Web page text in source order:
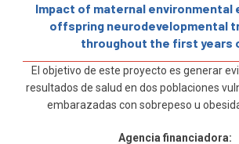
Impact of maternal environmental
offspring neurodevelopmental
throughout the first years
El objetivo de este proyecto es generar
resultados de salud en dos poblaciones
embarazadas con sobrepeso u
Agencia financiadora: